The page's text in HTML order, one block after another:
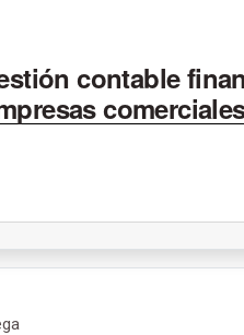
contable